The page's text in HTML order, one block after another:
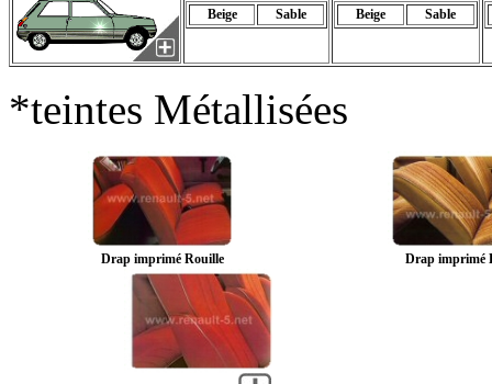
Beige Sable Beige Sable
*teintes Métallisées
Drap imprimé Rouille Drap imprimé